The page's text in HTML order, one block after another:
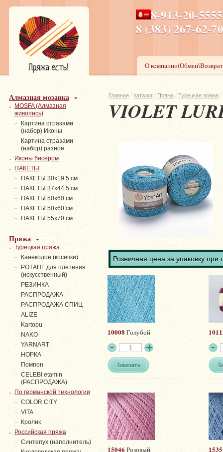
8-913-20-
8 (383) 267-
ПН-ПТ 8-17,СБ-ВС 9-
О
Главная / Каталог / Пряжа / Турецкая пряжа /
VIOLET
Розничная цена за упаковку при
10008 Голубой
Заказать
15046Розовый
Алмазная мозаика
MOSFA (Алмазная
живопись)
Картина стразами
(набор) Иконы
Картина стразами
(набор) разное
Иконы бисером
ПАКЕТЫ
ПАКЕТЫ 30х19.5 см
ПАКЕТЫ 37х44.5 см
ПАКЕТЫ 50х60 см
ПАКЕТЫ 50х60 см
ПАКЕТЫ 55х70 см
Пряжа
Турецкая пряжа
Канеколон (косички)
РОТАНГ для плетения
(искусственный)
PЕЗИНКА
РАСПРОДАЖА
РАСПРОДАЖА СПИЦ
ALIZE
Kartopu
NAKO
YARNART
НОРКА
Помпон
СELEBI etamin
(РАСПРОДАЖА)
По германской технологии
COLOR CITY
VITA
Кролик
Российская пряжа
Синтепух (наполнитель)